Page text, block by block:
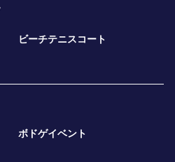
ビーチテニスコート
ボドゲイベント